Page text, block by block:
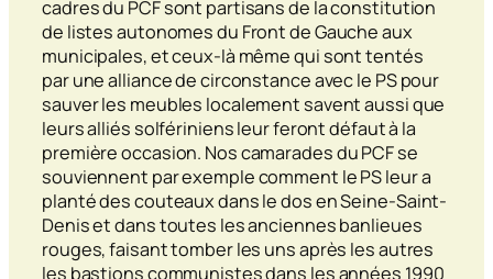
cadres du PCF sont partisans de la constitution
de listes autonomes du Front de Gauche aux
municipales, et ceux-là même qui sont tentés
par une alliance de circonstance avec le PS pour
sauver les meubles localement savent aussi que
leurs alliés solfériniens leur feront défaut à la
première occasion. Nos camarades du PCF se
souviennent par exemple comment le PS leur a
planté des couteaux dans le dos en Seine-Saint-
Denis et dans toutes les anciennes banlieues
rouges, faisant tomber les uns après les autres
les bastions communistes dans les années 1990